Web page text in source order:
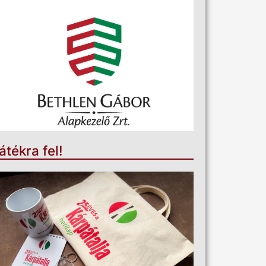
fel!